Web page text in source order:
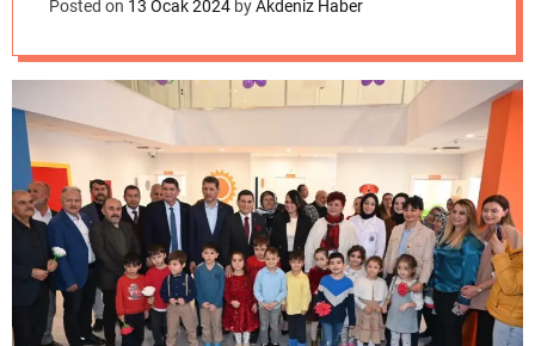
Posted on 13 Ocak 2024 byAkdeniz Haber